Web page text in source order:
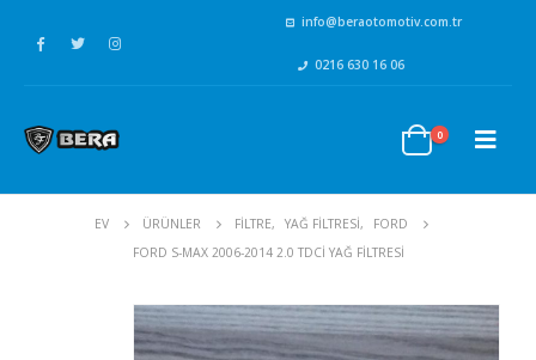
info@beraotomotiv.com.tr
0216 630 16 06
0
EV ÜRÜNLER FİLTRE, YAĞ FİLTRESİ,
FORD
FORD S-MAX 2006-2014 2.0 TDCI YAĞ FILTRESI